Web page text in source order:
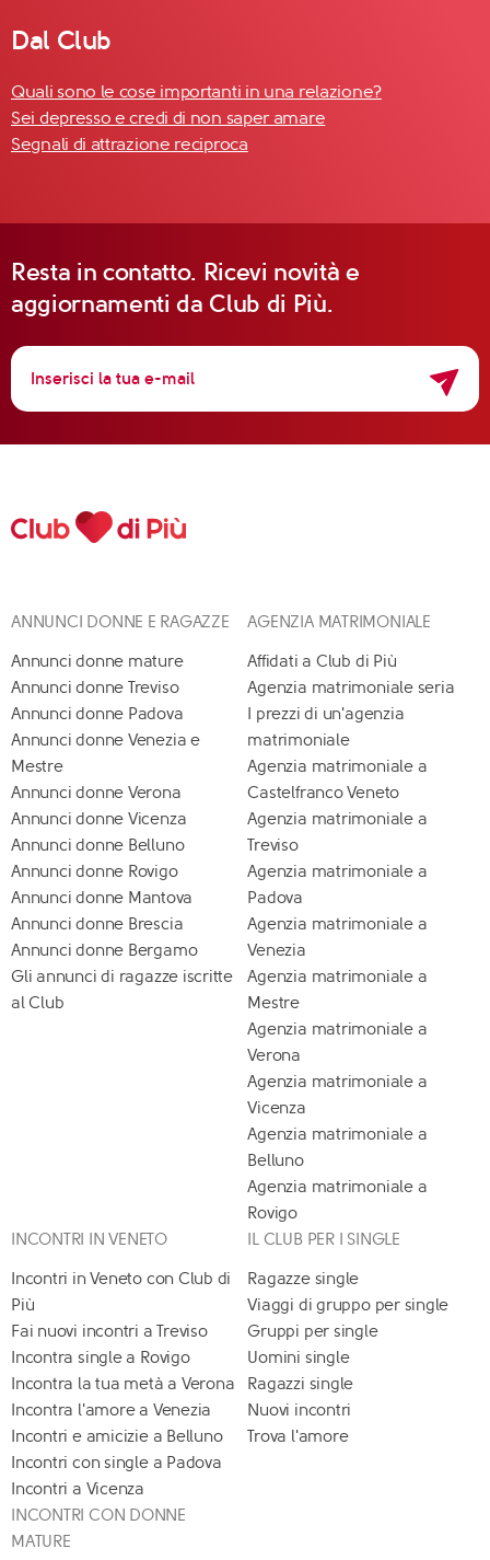
Dal Club
Quali sono le cose importanti in una relazione?
Sei depresso e credi di non saper amare
Segnali di attrazione reciproca
Resta in contatto. Ricevi novità e
aggiornamenti da Club di Più.
ANNUNCI DONNE E RAGAZZE
Annunci donne mature
Annunci donne Treviso
Annunci donne Padova
Annunci donne Venezia e
Mestre
Annunci donne Verona
Annunci donne Vicenza
Annunci donne Belluno
Annunci donne Rovigo
Annunci donne Mantova
Annunci donne Brescia
Annunci donne Bergamo
Gli annunci di ragazze iscritte
al Club
AGENZIA MATRIMONIALE
Affidati a Club di Più
Agenzia matrimoniale seria
I prezzi di un'agenzia
matrimoniale
Agenzia matrimoniale a
Castelfranco Veneto
Agenzia matrimoniale a
Treviso
Agenzia matrimoniale a
Padova
Agenzia matrimoniale a
Venezia
Agenzia matrimoniale a
Mestre
Agenzia matrimoniale a
Verona
Agenzia matrimoniale a
Vicenza
Agenzia matrimoniale a
Belluno
Agenzia matrimoniale a
Rovigo
INCONTRI IN VENETO
Incontri in Veneto con Club di
Più
Fai nuovi incontri a Treviso
Incontra single a Rovigo
Incontra la tua metà a Verona
Incontra l'amore a Venezia
Incontri e amicizie a Belluno
Incontri con single a Padova
Incontri a Vicenza
IL CLUB PER I SINGLE
Ragazze single
Viaggi di gruppo per single
Gruppi per single
Uomini single
Ragazzi single
Nuovi incontri
Trova l'amore
INCONTRI CON DONNE
MATURE